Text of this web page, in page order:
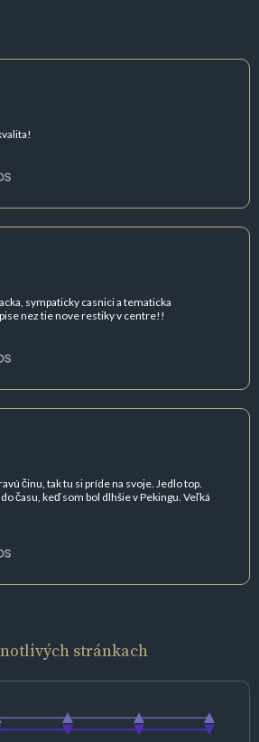
sympaticky casnici a tematicka
nez tie nove restiky v centre!!
činu, tak tu si príde na svoje. Jedlo top.
času, keď som bol dlhšie v Pekingu. Veľká
stránkach